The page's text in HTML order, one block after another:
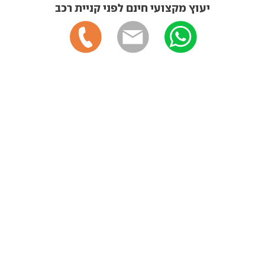
יעוץ מקצועי חינם לפני קניית רכב